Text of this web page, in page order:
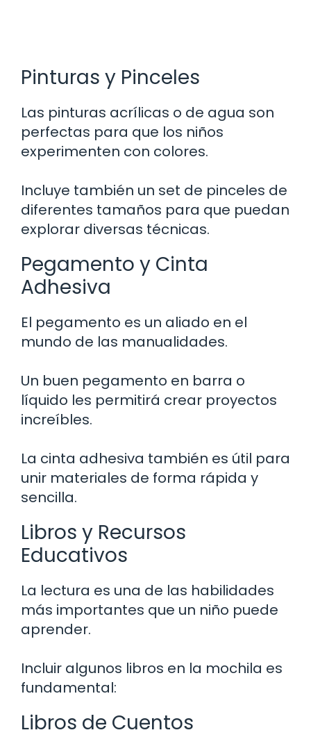
Pinturas y Pinceles
Las pinturas acrílicas o de agua son
perfectas para que los niños
experimenten con colores.
Incluye también un set de pinceles de
diferentes tamaños para que puedan
explorar diversas técnicas.
Pegamento y Cinta
Adhesiva
El pegamento es un aliado en el
mundo de las manualidades.
Un buen pegamento en barra o
líquido les permitirá crear proyectos
increíbles.
La cinta adhesiva también es útil para
unir materiales de forma rápida y
sencilla.
Libros y Recursos
Educativos
La lectura es una de las habilidades
más importantes que un niño puede
aprender.
Incluir algunos libros en la mochila es
fundamental:
Libros de Cuentos